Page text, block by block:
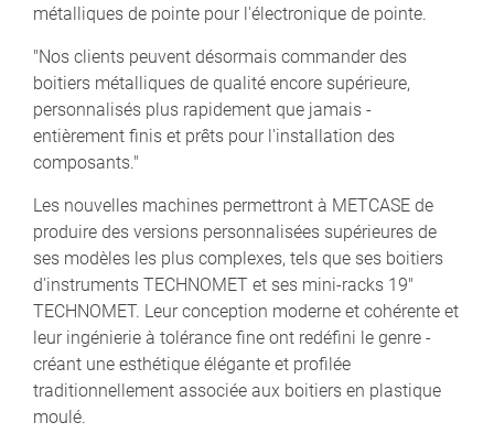
métalliques de pointe pour l'électronique de pointe.
"Nos clients peuvent désormais commander des
boitiers métalliques de qualité encore supérieure,
personnalisés plus rapidement que jamais -
entièrement finis et prêts pour l'installation des
composants."
Les nouvelles machines permettront à METCASE de
produire des versions personnalisées supérieures de
ses modèles les plus complexes, tels que ses boitiers
d'instruments TECHNOMET et ses mini-racks 19"
TECHNOMET. Leur conception moderne et cohérente et
leur ingénierie à tolérance fine ont redéfini le genre -
créant une esthétique élégante et profilée
traditionnellement associée aux boitiers en plastique
moulé.